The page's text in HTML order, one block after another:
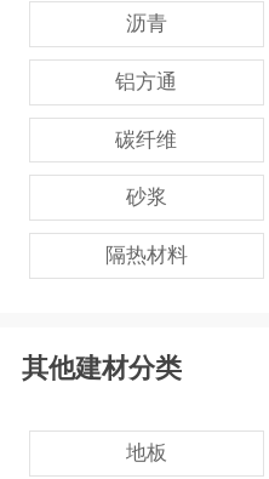
沥青
铝方通
碳纤维
砂浆
隔热材料
其他建材分类
地板